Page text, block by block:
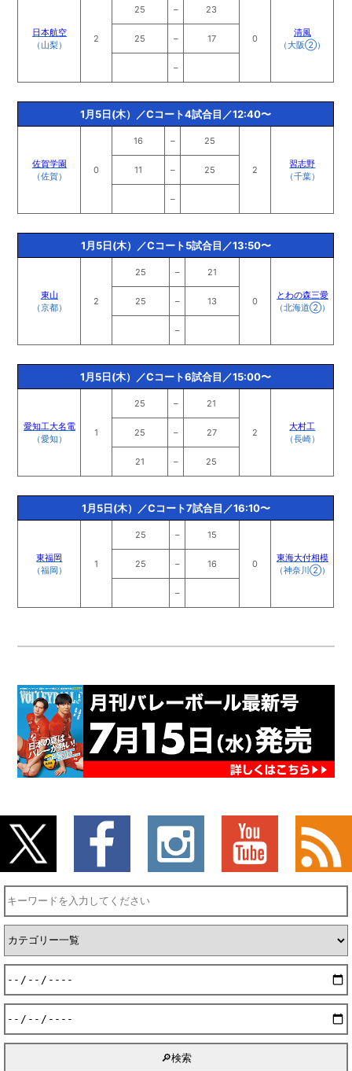
日本航空
（山梨）
2
25 – 23
0
清風
（大阪②）
25 – 17
–
1月5日(木）／Cコート4試合目／12:40〜
佐賀学園
（佐賀）
0
16 – 25
2
習志野
（千葉）
11 – 25
–
1月5日(木）／Cコート5試合目／13:50〜
東山
（京都）
2
25 – 21
0
とわの森三愛
（北海道②）
25 – 13
–
1月5日(木）／Cコート6試合目／15:00〜
愛知工大名電
（愛知）
1
25 – 21
2
大村工
（長崎）
25 – 27
21 – 25
1月5日(木）／Cコート7試合目／16:10〜
東福岡
（福岡）
1
25 – 15
0
東海大付相模
（神奈川②）
25 – 16
–